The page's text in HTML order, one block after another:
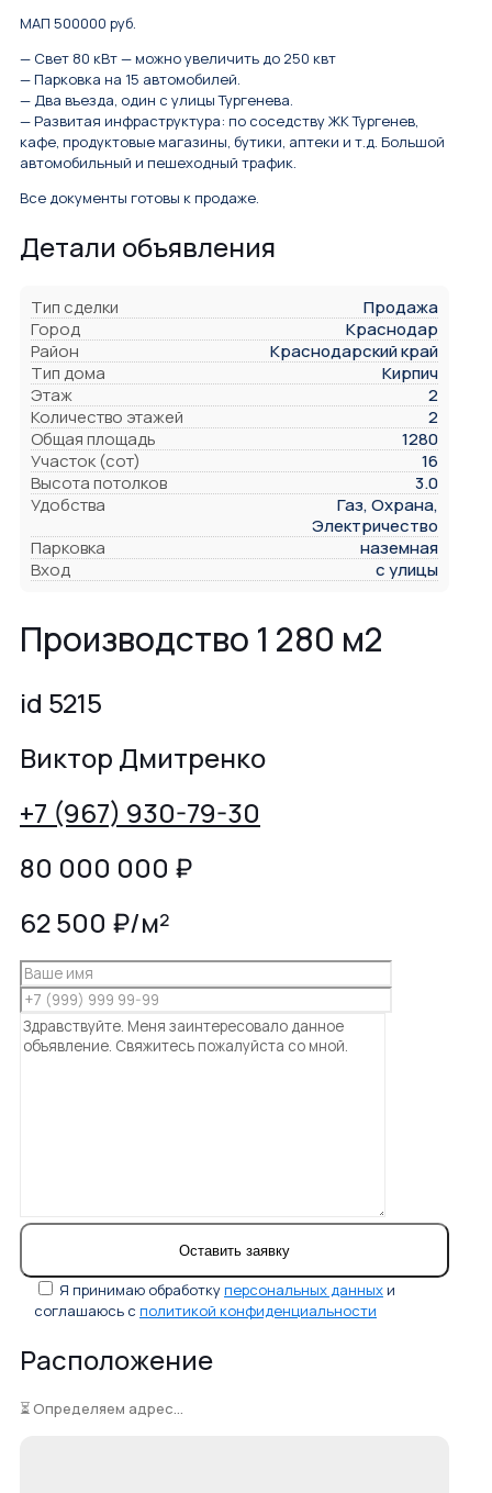
МАП 500000 руб.
— Свет 80 кВт — можно увеличить до 250 квт
— Парковка на 15 автомобилей.
— Два въезда, один с улицы Тургенева.
— Развитая инфраструктура: по соседству ЖК Тургенев,
кафе, продуктовые магазины, бутики, аптеки и т.д. Большой
автомобильный и пешеходный трафик.
Все документы готовы к продаже.
Детали объявления
Тип сделки
Продажа
Город
Краснодар
Район
Краснодарский край
Тип дома
Кирпич
Этаж
2
Количество этажей
2
Общая площадь
1280
Участок (сот)
16
Высота потолков
3.0
Удобства
Газ, Охрана,
Электричество
Парковка
наземная
Вход
с улицы
Производство 1 280 м2
id 5215
Виктор Дмитренко
+7 (967) 930-79-30
80 000 000 ₽
62 500 ₽/м²
Я принимаю обработкуперсональных данных и
соглашаюсь с политикой конфиденциальности
Расположение
⏳ Определяем адрес...